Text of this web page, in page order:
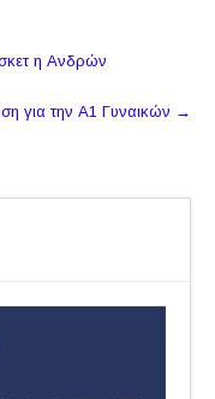
η Ανδρών
για την Α1 Γυναικών →